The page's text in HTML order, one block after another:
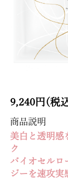
9,240円(税
商品説明
美白と透明感
ク
バイオセルロ
ジーを速攻実